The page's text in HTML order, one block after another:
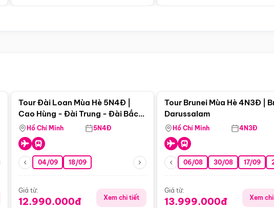
Tour Đài Loan Mùa Hè 5N4Đ |
Cao Hùng - Đài Trung - Đài Bắc
(Bay Vj)
Hồ Chí Minh 5N4Đ
04/09 18/09
Giá từ:
12.990.000đ Xem chi tiết
Tour Brunei Mùa Hè 4N3Đ |
Darussalam
Hồ Chí Minh 4N3Đ
06/08 30/08 17/09
Giá từ:
13.999.000đ Xem